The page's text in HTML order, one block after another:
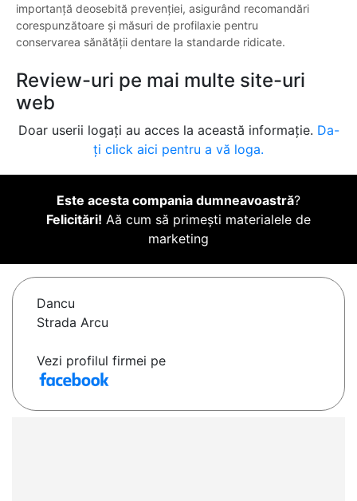
importanță deosebită prevenției, asigurând recomandări
corespunzătoare și măsuri de profilaxie pentru
conservarea sănătății dentare la standarde ridicate.
Review-uri pe mai multe site-uri
web
Doar userii logați au acces la această informație. Da-
ți click aici pentru a vă loga.
Este acesta compania dumneavoastră?
Felicitări! Aă cum să primești materialele de
marketing
Dancu
Strada Arcu
Vezi profilul firmei pe